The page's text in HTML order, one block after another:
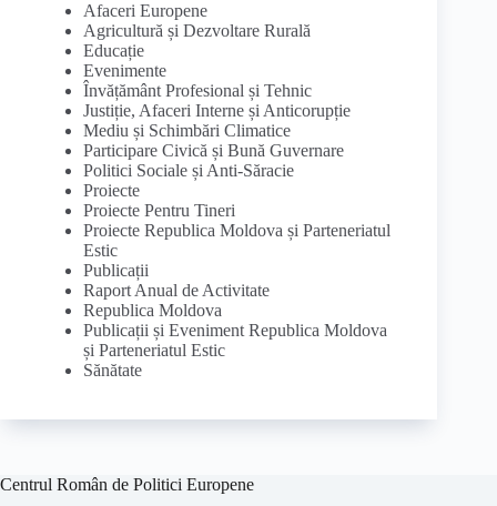
Afaceri Europene
Agricultură și Dezvoltare Rurală
Educație
Evenimente
Învățământ Profesional și Tehnic
Justiție, Afaceri Interne și Anticorupție
Mediu și Schimbări Climatice
Participare Civică și Bună Guvernare
Politici Sociale și Anti-Săracie
Proiecte
Proiecte Pentru Tineri
Proiecte Republica Moldova și Parteneriatul
Estic
Publicații
Raport Anual de Activitate
Republica Moldova
Publicații și Eveniment Republica Moldova
și Parteneriatul Estic
Sănătate
Centrul Român de Politici Europene